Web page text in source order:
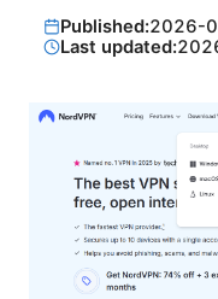
Published:2026-
Last updated: